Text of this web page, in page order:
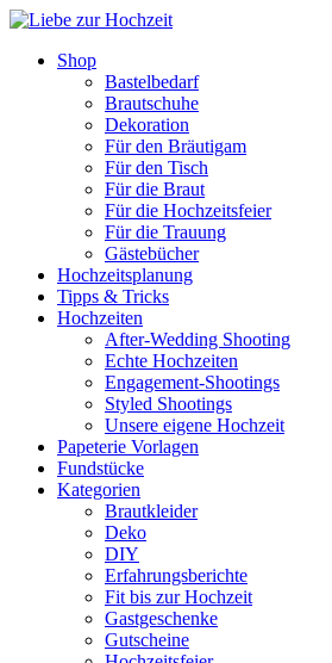
Shop
Bastelbedarf
Brautschuhe
Dekoration
Für den Bräutigam
Für den Tisch
Für die Braut
Für die Hochzeitsfeier
Für die Trauung
Gästebücher
Hochzeitsplanung
Tipps & Tricks
Hochzeiten
After-Wedding Shooting
Echte Hochzeiten
Engagement-Shootings
Styled Shootings
Unsere eigene Hochzeit
Papeterie Vorlagen
Fundstücke
Kategorien
Brautkleider
Deko
DIY
Erfahrungsberichte
Fit bis zur Hochzeit
Gastgeschenke
Gutscheine